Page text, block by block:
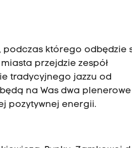
podczas którego odbędzie
przejdzie zespół
tradycyjnego jazzu od
na Was dwa plenerowe
pozytywnej energii.